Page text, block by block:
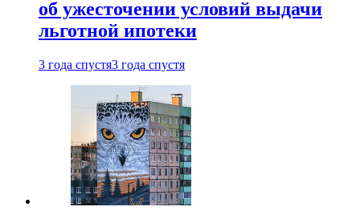
об ужесточении условий выдачи
льготной ипотеки
3 года спустя3 года спустя